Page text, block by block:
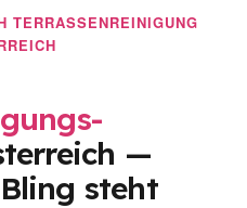
—
steht